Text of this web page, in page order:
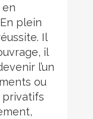
en
plein
Il
il
l’un
ou
privatifs